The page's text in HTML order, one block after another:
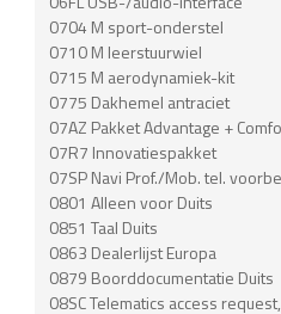
0704 M sport-onderstel
0710 M leerstuurwiel
0715 M aerodynamiek-kit
0775 Dakhemel antraciet
07AZ Pakket Advantage +
07R7 Innovatiespakket
07SP Navi Prof./Mob. tel.
0801 Alleen voor Duits
0851 Taal Duits
0863 Dealerlijst Europa
0879 Boorddocumentatie Duits
08SC Telematics access